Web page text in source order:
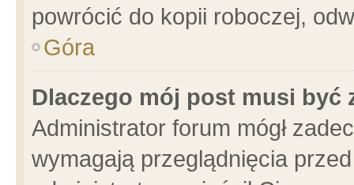
powrócić do kopii roboczej,
Góra
Dlaczego mój post musi być
Administrator forum mógł
wymagają przeglądnięcia